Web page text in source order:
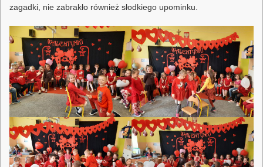
zagadki, nie zabrakło również słodkiego upominku.